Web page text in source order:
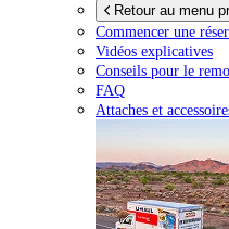
Retour au menu
Commencer une
Vidéos explicatives
Conseils pour le
FAQ
Attaches et